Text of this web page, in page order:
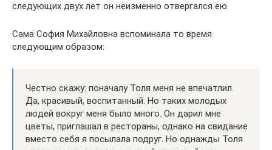
следующих двух лет он неизменно отвергался ею.
Сама София Михайловна вспоминала то время
следующим образом:
Честно скажу: поначалу Толя меня не впечатлил.
Да, красивый, воспитанный. Но таких молодых
людей вокруг меня было много. Он дарил мне
цветы, приглашал в рестораны, однако на свидание
вместо себя я посылала подруг. Но однажды Толя